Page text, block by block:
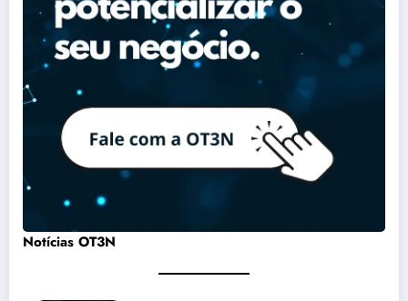
Notícias OT3N